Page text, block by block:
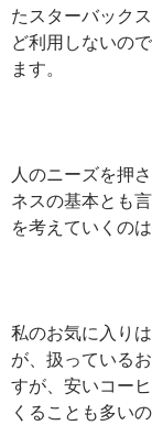
たスターバック
ど利用しないの
ます。
人のニーズを押
ネスの基本とも
を考えていくの
私のお気に入り
が、扱っている
すが、安いコー
くることも多い